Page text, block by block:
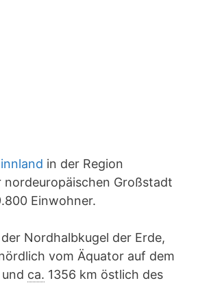
in der Region
nordeuropäischen Großstadt
Einwohner.
Nordhalbkugel der Erde,
vom Äquator auf dem
und ca. 1356 km östlich des